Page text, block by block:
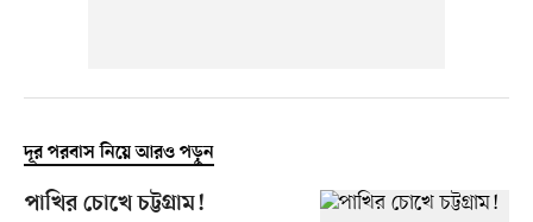
দূর পরবাস নিয়ে আরও পড়ুন
পাখির চোখে চট্টগ্রাম!